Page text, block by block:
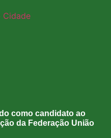
como candidato ao
da Federação União